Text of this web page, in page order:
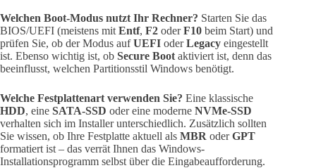
Welchen Boot-Modus nutzt Ihr Rechner? Starten Sie das
BIOS/UEFI (meistens mit Entf, F2 oderF10 beim Start) und
prüfen Sie, ob der Modus aufUEFI oderLegacy eingestellt
ist. Ebenso wichtig ist, ob Secure Boot aktiviert ist, denn das
beeinflusst, welchen Partitionsstil Windows benötigt.
Welche Festplattenart verwenden Sie? Eine klassische
HDD, eine SATA-SSD oder eine moderne NVMe-SSD
verhalten sich im Installer unterschiedlich. Zusätzlich sollten
Sie wissen, ob Ihre Festplatte aktuell als MBR oderGPT
formatiert ist – das verrät Ihnen das Windows-
Installationsprogramm selbst über die Eingabeaufforderung.